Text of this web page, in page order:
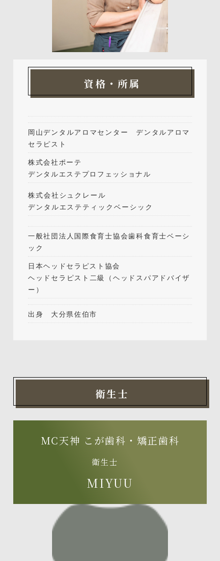
資格・所属
岡山デンタルアロマセンター デンタルアロマ
セラピスト
株式会社ポーテ
デンタルエステプロフェッショナル
株式会社シュクレール
デンタルエステティックベーシック
一般社団法人国際食育士協会歯科食育士ベーシ
ック
日本ヘッドセラピスト協会
ヘッドセラピスト二級（ヘッドスパアドバイザ
ー）
出身 大分県佐伯市
衛生士
MC天神 こが歯科・矯正歯科
衛生士
MIYUU